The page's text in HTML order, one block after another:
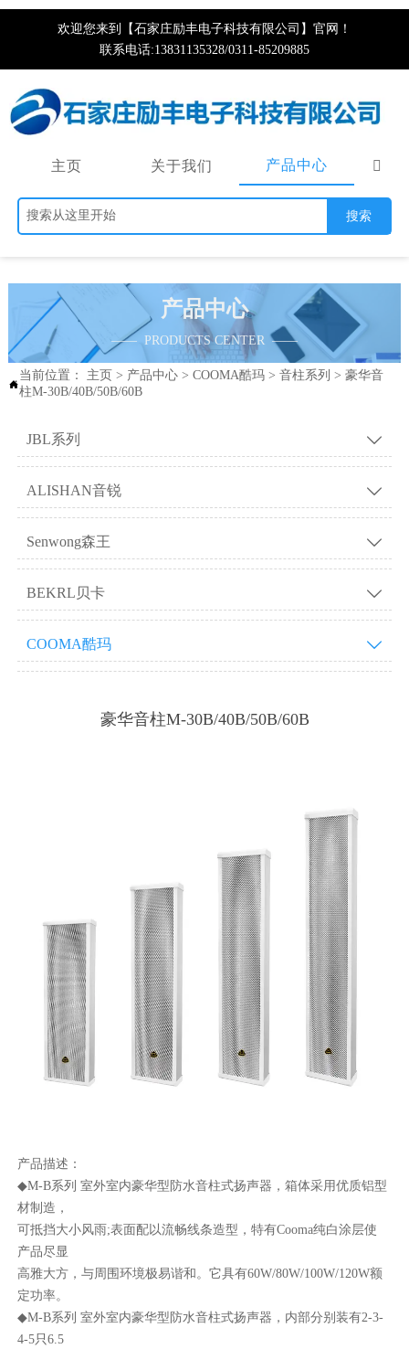
欢迎您来到【石家庄励丰电子科技有限公司】官网！
联系电话:13831135328/0311-85209885
主页 关于我们 产品中心
搜索
产品中心
—— PRODUCTS CENTER ——

当前位置： 主页 > 产品中心> COOMA酷玛> 音柱系列 > 豪华音
柱M-30B/40B/50B/60B
JBL系列 
ALISHAN音锐 
Senwong森王 
BEKRL贝卡 
COOMA酷玛 
豪华音柱M-30B/40B/50B/60B
产品描述：
◆M-B系列 室外室内豪华型防水音柱式扬声器，箱体采用优质铝型
材制造，
可抵挡大小风雨;表面配以流畅线条造型，特有Cooma纯白涂层使
产品尽显
高雅大方，与周围环境极易谐和。它具有60W/80W/100W/120W额
定功率。
◆M-B系列 室外室内豪华型防水音柱式扬声器，内部分别装有2-3-
4-5只6.5